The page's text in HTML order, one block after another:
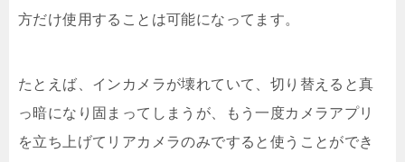
方だけ使用することは可能になってます。
たとえば、インカメラが壊れていて、切り替えると真
っ暗になり固まってしまうが、もう一度カメラアプリ
を立ち上げてリアカメラのみですると使うことができ